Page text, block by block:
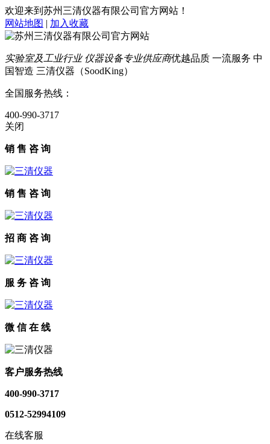
欢迎来到苏州三清仪器有限公司官方网站！
网站地图 | 加入收藏
实验室及工业行业 仪器设备专业供应商优越品质 一流服务 中
国智造 三清仪器（SoodKing）
全国服务热线：
400-990-3717
关闭
销 售 咨 询
销 售 咨 询
招 商 咨 询
服 务 咨 询
微 信 在 线
客户服务热线
400-990-3717
0512-52994109
在线客服